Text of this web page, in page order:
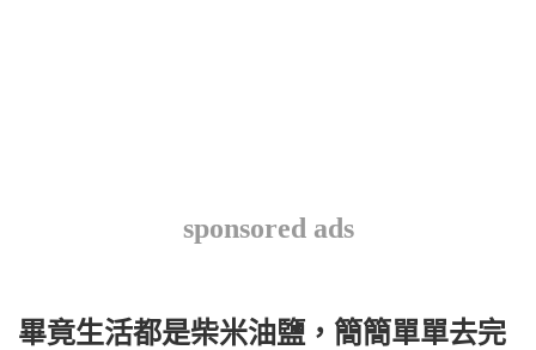
sponsored ads
畢竟生活都是柴米油鹽，簡簡單單去完